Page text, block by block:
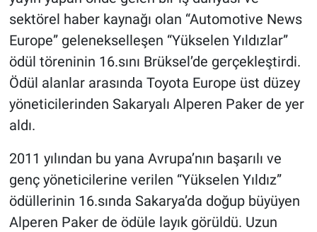
sektörel haber kaynağı olan “Automotive News
Europe” gelenekselleşen “Yükselen Yıldızlar”
ödül töreninin 16.sını Brüksel’de gerçekleştirdi.
Ödül alanlar arasında Toyota Europe üst düzey
yöneticilerinden Sakaryalı Alperen Paker de yer
aldı.
2011 yılından bu yana Avrupa’nın başarılı ve
genç yöneticilerine verilen “Yükselen Yıldız”
ödüllerinin 16.sında Sakarya’da doğup büyüyen
Alperen Paker de ödüle layık görüldü. Uzun